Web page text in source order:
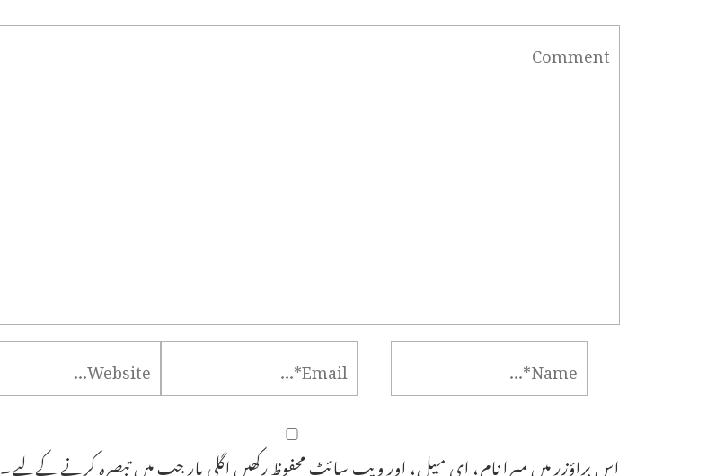
اس براؤزر میں میرا نام، ای میل، اور ویب سائٹ محفوظ رکھیں اگلی بار جب میں تبصرہ کرنے کےلیے۔